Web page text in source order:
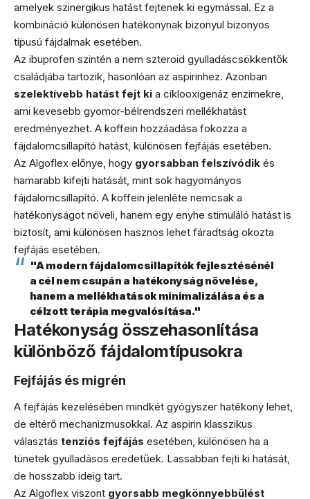
amelyek szinergikus hatást fejtenek ki egymással. Ez a
kombináció különösen hatékonynak bizonyul bizonyos
típusú fájdalmak esetében.
Az ibuprofen szintén a nem szteroid gyulladáscsökkentők
családjába tartozik, hasonlóan az aspirinhez. Azonban
szelektívebb hatást fejt ki a ciklooxigenáz enzimekre,
ami kevesebb gyomor-bélrendszeri mellékhatást
eredményezhet. A koffein hozzáadása fokozza a
fájdalomcsillapító hatást, különösen fejfájás esetében.
Az Algoflex előnye, hogy gyorsabban felszívódik és
hamarabb kifejti hatását, mint sok hagyományos
fájdalomcsillapító. A koffein jelenléte nemcsak a
hatékonyságot növeli, hanem egy enyhe stimuláló hatást is
biztosít, ami különösen hasznos lehet fáradtság okozta
fejfájás esetében.
"A modern fájdalomcsillapítók fejlesztésénél
a cél nem csupán a hatékonyság növelése,
hanem a mellékhatások minimalizálása és a
célzott terápia megvalósítása."
Hatékonyság összehasonlítása
különböző fájdalomtípusokra
Fejfájás és migrén
A fejfájás kezelésében mindkét gyógyszer hatékony lehet,
de eltérő mechanizmusokkal. Az aspirin klasszikus
választás tenziós fejfájás esetében, különösen ha a
tünetek gyulladásos eredetűek. Lassabban fejti ki hatását,
de hosszabb ideig tart.
Az Algoflex viszont gyorsabb megkönnyebbülést